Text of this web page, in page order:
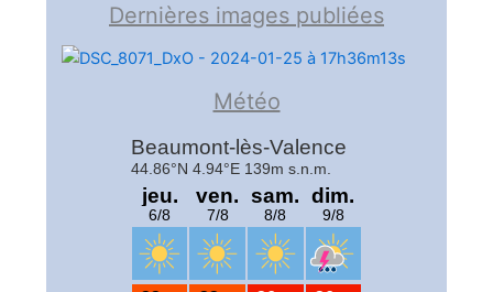
Dernières images publiées
Météo